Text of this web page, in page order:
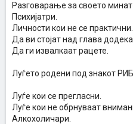
Разговарање за своето
Психијатри.
Личности кои не се практични.
Да ви стојат над глава додека
Да ги извалкаат рацете.
Луѓето родени под знакот
Луѓе кои се прегласни.
Луѓе кои не обрнуваат
Алкохоличари.